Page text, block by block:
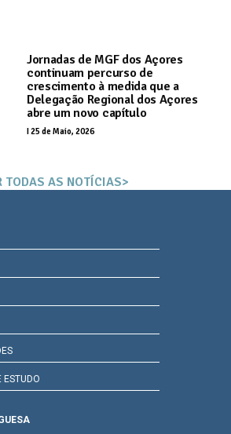
Jornadas de MGF dos Açores
continuam percurso de
crescimento à medida que a
Delegação Regional dos Açores
abre um novo capítulo
25 de Maio, 2026
TODAS AS NOTÍCIAS>
ESTUDO